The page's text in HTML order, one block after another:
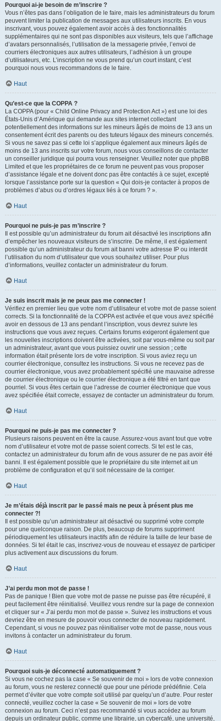
Pourquoi ai-je besoin de m’inscrire ?
Vous n’êtes pas dans l’obligation de le faire, mais les administrateurs du forum
peuvent limiter la publication de messages aux utilisateurs inscrits. En vous
inscrivant, vous pouvez également avoir accès à des fonctionnalités
supplémentaires qui ne sont pas disponibles aux visiteurs, tels que l’affichage
d’avatars personnalisés, l’utilisation de la messagerie privée, l’envoi de
courriers électroniques aux autres utilisateurs, l’adhésion à un groupe
d’utilisateurs, etc. L’inscription ne vous prend qu’un court instant, c’est
pourquoi nous vous recommandons de le faire.
Haut
Qu’est-ce que la COPPA ?
La COPPA (pour « Child Online Privacy and Protection Act ») est une loi des
États-Unis d’Amérique qui demande aux sites internet collectant
potentiellement des informations sur les mineurs âgés de moins de 13 ans un
consentement écrit des parents ou des tuteurs légaux des mineurs concernés.
Si vous ne savez pas si cette loi s’applique également aux mineurs âgés de
moins de 13 ans inscrits sur votre forum, nous vous conseillons de contacter
un conseiller juridique qui pourra vous renseigner. Veuillez noter que phpBB
Limited et que les propriétaires de ce forum ne peuvent pas vous proposer
d’assistance légale et ne doivent donc pas être contactés à ce sujet, excepté
lorsque l’assistance porte sur la question « Qui dois-je contacter à propos de
problèmes d’abus ou d’ordres légaux liés à ce forum ? ».
Haut
Pourquoi ne puis-je pas m’inscrire ?
Il est possible qu’un administrateur du forum ait désactivé les inscriptions afin
d’empêcher les nouveaux visiteurs de s’inscrire. De même, il est également
possible qu’un administrateur du forum ait banni votre adresse IP ou interdit
l’utilisation du nom d’utilisateur que vous souhaitez utiliser. Pour plus
d’informations, veuillez contacter un administrateur du forum.
Haut
Je suis inscrit mais je ne peux pas me connecter !
Vérifiez en premier lieu que votre nom d’utilisateur et votre mot de passe soient
corrects. Si la fonctionnalité de la COPPA est activée et que vous avez spécifié
avoir en dessous de 13 ans pendant l’inscription, vous devrez suivre les
instructions que vous avez reçues. Certains forums exigeront également que
les nouvelles inscriptions doivent être activées, soit par vous-même ou soit par
un administrateur, avant que vous puissiez ouvrir une session ; cette
information était présente lors de votre inscription. Si vous aviez reçu un
courrier électronique, consultez les instructions. Si vous ne recevez pas de
courrier électronique, vous avez probablement spécifié une mauvaise adresse
de courrier électronique ou le courrier électronique a été filtré en tant que
pourriel. Si vous êtes certain que l’adresse de courrier électronique que vous
avez spécifiée était correcte, essayez de contacter un administrateur du forum.
Haut
Pourquoi ne puis-je pas me connecter ?
Plusieurs raisons peuvent en être la cause. Assurez-vous avant tout que votre
nom d’utilisateur et votre mot de passe soient corrects. Si tel est le cas,
contactez un administrateur du forum afin de vous assurer de ne pas avoir été
banni. Il est également possible que le propriétaire du site internet ait un
problème de configuration et qu’il soit nécessaire de la corriger.
Haut
Je m’étais déjà inscrit par le passé mais ne peux à présent plus me
connecter ?!
Il est possible qu’un administrateur ait désactivé ou supprimé votre compte
pour une quelconque raison. De plus, beaucoup de forums suppriment
périodiquement les utilisateurs inactifs afin de réduire la taille de leur base de
données. Si tel était le cas, inscrivez-vous de nouveau et essayez de participer
plus activement aux discussions du forum.
Haut
J’ai perdu mon mot de passe !
Pas de panique ! Bien que votre mot de passe ne puisse pas être récupéré, il
peut facilement être réinitialisé. Veuillez vous rendre sur la page de connexion
et cliquer sur « J’ai perdu mon mot de passe ». Suivez les instructions et vous
devriez être en mesure de pouvoir vous connecter de nouveau rapidement.
Cependant, si vous ne pouvez pas réinitialiser votre mot de passe, nous vous
invitons à contacter un administrateur du forum.
Haut
Pourquoi suis-je déconnecté automatiquement ?
Si vous ne cochez pas la case « Se souvenir de moi » lors de votre connexion
au forum, vous ne resterez connecté que pour une période prédéfinie. Cela
permet d’éviter que votre compte soit utilisé par quelqu’un d’autre. Pour rester
connecté, veuillez cocher la case « Se souvenir de moi » lors de votre
connexion au forum. Ceci n’est pas recommandé si vous accédez au forum
depuis un ordinateur public, comme une librairie, un cybercafé, une université,